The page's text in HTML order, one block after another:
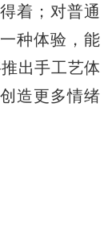
着；对普通
种体验，能
出手工艺体
造更多情绪